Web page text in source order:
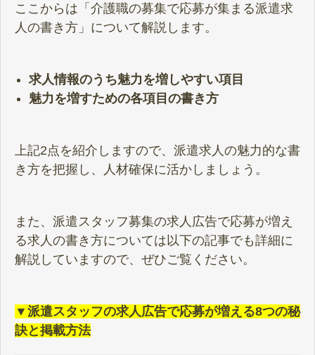
ここからは「介護職の募集で応募が集まる派遣求
人の書き方」について解説します。
求人情報のうち魅力を増しやすい項目
魅力を増すための各項目の書き方
上記2点を紹介しますので、派遣求人の魅力的な書
き方を把握し、人材確保に活かしましょう。
また、派遣スタッフ募集の求人広告で応募が増え
る求人の書き方については以下の記事でも詳細に
解説していますので、ぜひご覧ください。
▼派遣スタッフの求人広告で応募が増える8つの秘
訣と掲載方法